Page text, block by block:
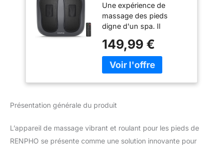
vibration et
télécommande
Une expérience de
massage des pieds
digne d'un spa. Il
techniques de vibration
et de rotation pour cibler
les points d'acupression
peut également masser
et votre dos pour
favoriser une meilleure
149,99 €
Présentation générale du produit
L’appareil de massage vibrant et roulant pour les pieds de
RENPHO se présente comme une solution innovante pour